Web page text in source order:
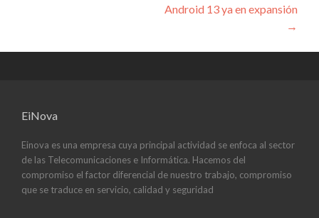
Android 13 ya en expansión
→
EiNova
Einova es una empresa cuya principal actividad se enfoca al sector
de las Telecomunicaciones e Informática. Hacemos del
compromiso el factor diferencial de nuestro trabajo, compromiso
que se traduce en servicio, calidad y seguridad